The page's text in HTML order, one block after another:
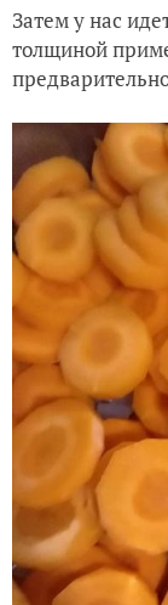
Затем у нас
толщиной